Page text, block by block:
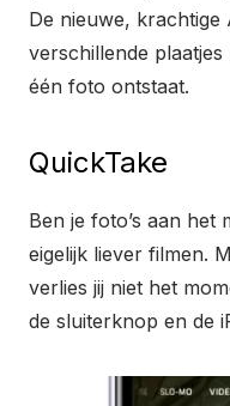
De nieuwe, krachtige
verschillende
één foto ontstaat.
QuickTake
Ben je foto’s aan het
eigelijk liever filmen.
verlies jij niet het
de sluiterknop en de